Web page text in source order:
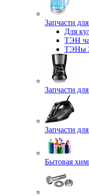
Запчасти
Для
ТЭН
ТЭНы
Запчасти
Запчасти
Бытовая